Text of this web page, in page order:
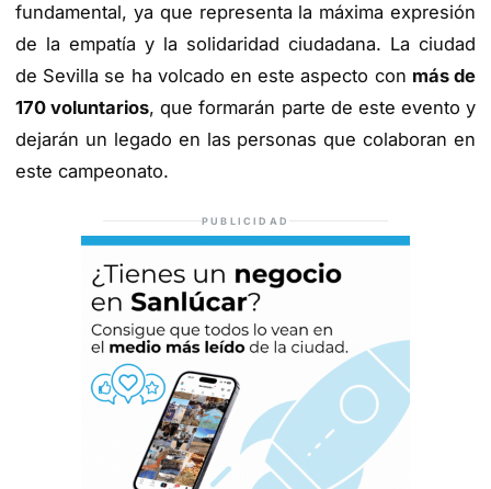
fundamental, ya que representa la máxima expresión
de la empatía y la solidaridad ciudadana. La ciudad
de Sevilla se ha volcado en este aspecto con más de
170 voluntarios, que formarán parte de este evento y
dejarán un legado en las personas que colaboran en
este campeonato.
PUBLICIDAD